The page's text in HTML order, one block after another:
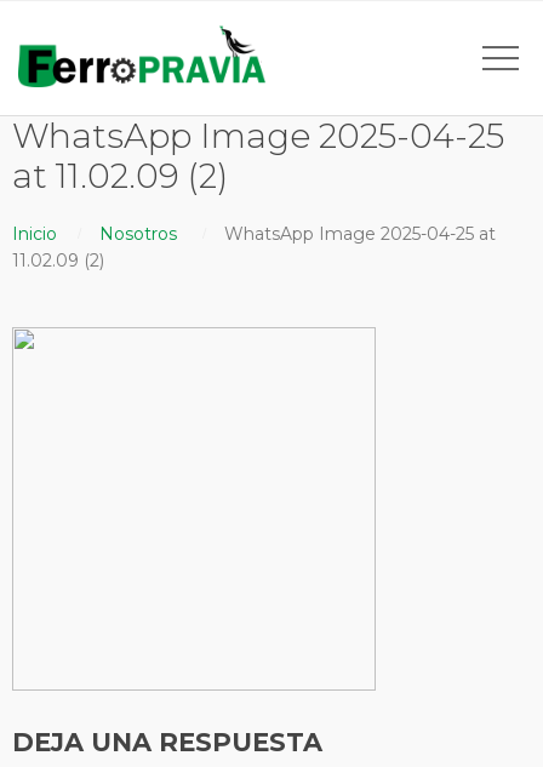
WhatsApp Image 2025-04-25
at 11.02.09 (2)
Inicio Nosotros
WhatsApp Image 2025-04-25 at
11.02.09 (2)
DEJA UNA RESPUESTA